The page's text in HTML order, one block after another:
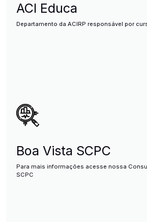
ACI Educa
Departamento da ACIRP responsável por
Boa Vista SCPC
Para mais informações acesse nossa
SCPC